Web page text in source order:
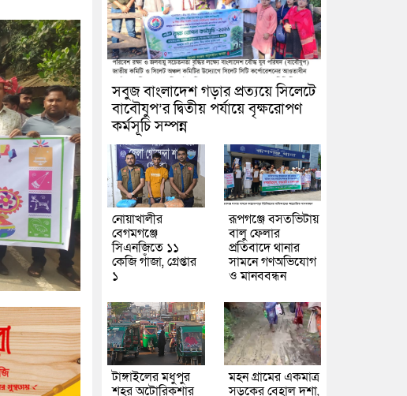
সবুজ বাংলাদেশ গড়ার প্রত্যয়ে সিলেটে
বাবৌযুপ’র দ্বিতীয় পর্যায়ে বৃক্ষরোপণ
কর্মসূচি সম্পন্ন
নোয়াখালীর
বেগমগঞ্জে
সিএনজিতে ১১
কেজি গাঁজা, গ্রেপ্তার
১
রূপগঞ্জে বসতভিটায়
বালু ফেলার
প্রতিবাদে থানার
সামনে গণঅভিযোগ
ও মানববন্ধন
টাঙ্গাইলের মধুপুর
শহর অটোরিকশার
মহন গ্রামের একমাত্র
সড়কের বেহাল দশা,